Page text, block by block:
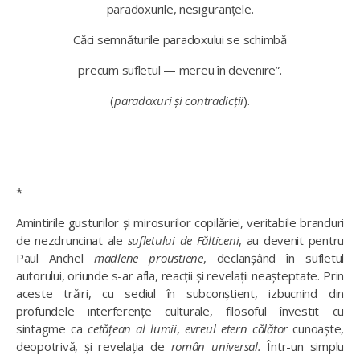
paradoxurile, nesiguranțele.
Căci semnăturile paradoxului se schimbă
precum sufletul — mereu în devenire”.
(paradoxuri și contradicții).
*
Amintirile gusturilor și mirosurilor copilăriei, veritabile branduri
de nezdruncinat ale sufletului de Fălticeni, au devenit pentru
Paul Anchel madlene proustiene, declanșând în sufletul
autorului, oriunde s-ar afla, reacții și revelații neașteptate. Prin
aceste trăiri, cu sediul în subconștient, izbucnind din
profundele interferențe culturale, filosoful învestit cu
sintagme cacetățean al lumii,evreul etern călătorcunoaște,
deopotrivă, și revelația de român universal. Într-un simplu